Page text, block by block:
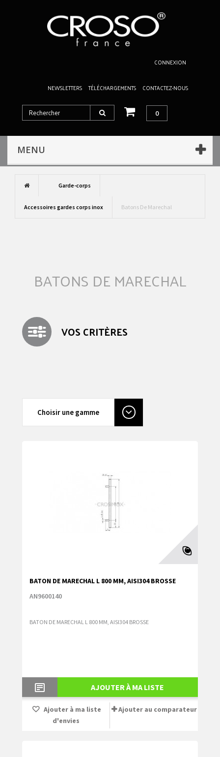
CONNEXION
NEWSLETTERS TÉLÉCHARGEMENTS CONTACTEZ-NOUS
0
MENU
Garde-corps
Accessoires gardes corps inox Batons De Marechal
BATONS DE MARECHAL
VOS CRITÈRES
Choisir une gamme
BATON DE MARECHAL L 800 MM, AISI304 BROSSE
AN9600140
BATON DE MARECHAL L 800 MM, AISI304 BROSSE
AJOUTER À MA LISTE
Ajouter à ma liste
d'envies
Ajouter au comparateur